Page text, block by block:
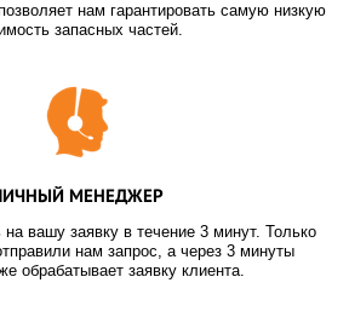
нам гарантировать самую низкую
запасных частей.
МЕНЕДЖЕР
на вашу заявку в течение 3 минут. Только
нам запрос, а через 3 минуты
обрабатывает заявку клиента.